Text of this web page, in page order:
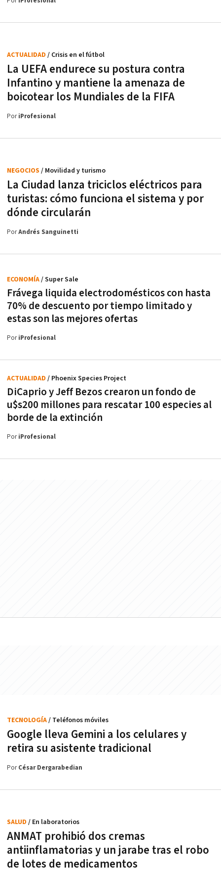
La UEFA endurece su postura contra
Infantino y mantiene la amenaza de
boicotear los Mundiales de la FIFA
ACTUALIDAD / Crisis en el fútbol
PoriProfesional
La Ciudad lanza triciclos eléctricos para
turistas: cómo funciona el sistema y por
dónde circularán
NEGOCIOS / Movilidad y turismo
PorAndrés Sanguinetti
Frávega liquida electrodomésticos con hasta
70% de descuento por tiempo limitado y
estas son las mejores ofertas
ECONOMÍA/ Super Sale
PoriProfesional
DiCaprio y Jeff Bezos crearon un fondo de
u$s200 millones para rescatar 100 especies al
borde de la extinción
ACTUALIDAD / Phoenix Species Project
PoriProfesional
Google lleva Gemini a los celulares y
retira su asistente tradicional
TECNOLOGÍA/ Teléfonos móviles
PorCésar Dergarabedian
ANMAT prohibió dos cremas
antiinflamatorias y un jarabe tras el robo
de lotes de medicamentos
SALUD / En laboratorios